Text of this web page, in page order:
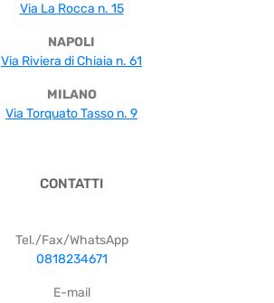
Via La Rocca n. 15
NAPOLI
Via Riviera di Chiaia n. 61
MILANO
Via Torquato Tasso n. 9
CONTATTI
Tel./Fax/WhatsApp
0818234671
E-mail